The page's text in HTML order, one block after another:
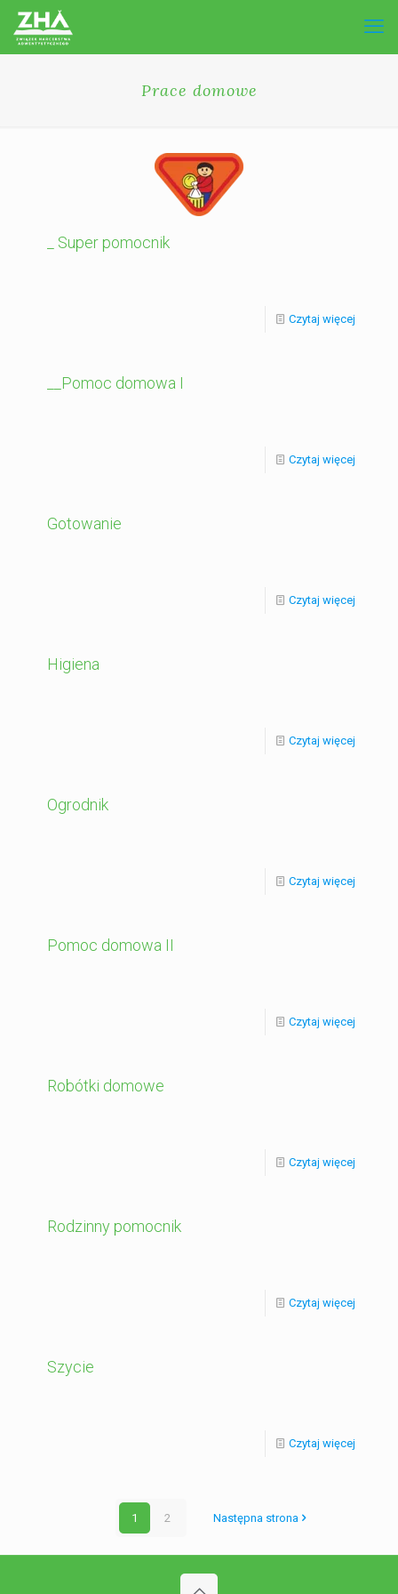
Prace domowe
_ Super pomocnik
Czytaj więcej
__Pomoc domowa I
Czytaj więcej
Gotowanie
Czytaj więcej
Higiena
Czytaj więcej
Ogrodnik
Czytaj więcej
Pomoc domowa II
Czytaj więcej
Robótki domowe
Czytaj więcej
Rodzinny pomocnik
Czytaj więcej
Szycie
Czytaj więcej
1 2 Następna strona